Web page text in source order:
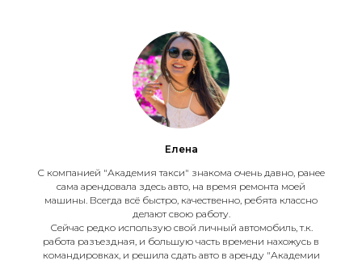
Елена
С компанией "Академия такси" знакома очень давно, ранее
сама арендовала здесь авто, на время ремонта моей
машины. Всегда всё быстро, качественно, ребята классно
делают свою работу.
Сейчас редко использую свой личный автомобиль, т.к.
работа разъездная, и большую часть времени нахожусь в
командировках, и решила сдать авто в аренду "Академии
Работа у нас. Вакансии
Оформление разрешения
ОГРН 1216600001188
ИНН 6658540888
Подключаем водителей
и курьеров к агрегаторам
по всей России